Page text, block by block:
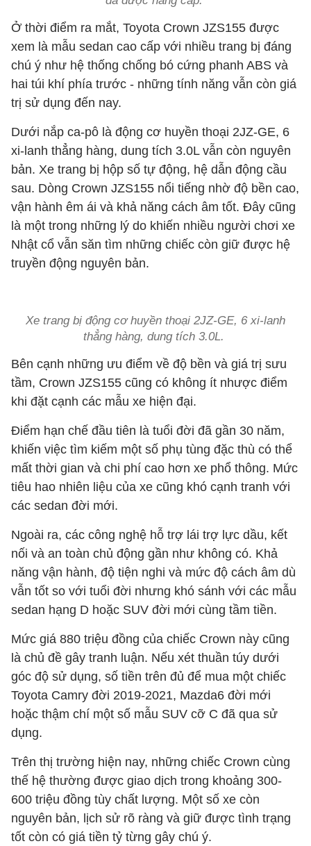
Ở thời điểm ra mắt, Toyota Crown JZS155 được
xem là mẫu sedan cao cấp với nhiều trang bị đáng
chú ý như hệ thống chống bó cứng phanh ABS và
hai túi khí phía trước - những tính năng vẫn còn giá
trị sử dụng đến nay.
Dưới nắp ca-pô là động cơ huyền thoại 2JZ-GE, 6
xi-lanh thẳng hàng, dung tích 3.0L vẫn còn nguyên
bản. Xe trang bị hộp số tự động, hệ dẫn động cầu
sau. Dòng Crown JZS155 nổi tiếng nhờ độ bền cao,
vận hành êm ái và khả năng cách âm tốt. Đây cũng
là một trong những lý do khiến nhiều người chơi xe
Nhật cổ vẫn săn tìm những chiếc còn giữ được hệ
truyền động nguyên bản.
Xe trang bị động cơ huyền thoại 2JZ-GE, 6 xi-lanh
thẳng hàng, dung tích 3.0L.
Bên cạnh những ưu điểm về độ bền và giá trị sưu
tầm, Crown JZS155 cũng có không ít nhược điểm
khi đặt cạnh các mẫu xe hiện đại.
Điểm hạn chế đầu tiên là tuổi đời đã gần 30 năm,
khiến việc tìm kiếm một số phụ tùng đặc thù có thể
mất thời gian và chi phí cao hơn xe phổ thông. Mức
tiêu hao nhiên liệu của xe cũng khó cạnh tranh với
các sedan đời mới.
Ngoài ra, các công nghệ hỗ trợ lái trợ lực dầu, kết
nối và an toàn chủ động gần như không có. Khả
năng vận hành, độ tiện nghi và mức độ cách âm dù
vẫn tốt so với tuổi đời nhưng khó sánh với các mẫu
sedan hạng D hoặc SUV đời mới cùng tầm tiền.
Mức giá 880 triệu đồng của chiếc Crown này cũng
là chủ đề gây tranh luận. Nếu xét thuần túy dưới
góc độ sử dụng, số tiền trên đủ để mua một chiếc
Toyota Camry đời 2019-2021, Mazda6 đời mới
hoặc thậm chí một số mẫu SUV cỡ C đã qua sử
dụng.
Trên thị trường hiện nay, những chiếc Crown cùng
thế hệ thường được giao dịch trong khoảng 300-
600 triệu đồng tùy chất lượng. Một số xe còn
nguyên bản, lịch sử rõ ràng và giữ được tình trạng
tốt còn có giá tiền tỷ từng gây chú ý.